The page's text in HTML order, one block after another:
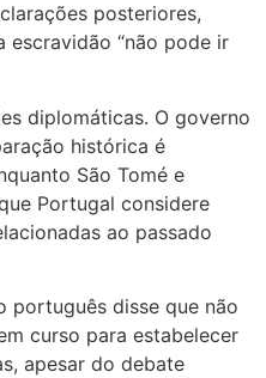
posteriores,
escravidão “não pode ir
diplomáticas. O governo
histórica é
São Tomé e
Portugal considere
ao passado
português disse que não
curso para estabelecer
apesar do debate